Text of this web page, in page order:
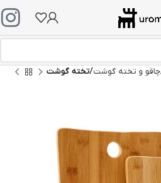
چاقو و تخته گوشت تخته گوشت